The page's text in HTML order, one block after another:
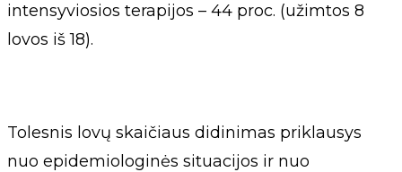
intensyviosios terapijos – 44 proc. (užimtos 8
lovos iš 18).
Tolesnis lovų skaičiaus didinimas priklausys
nuo epidemiologinės situacijos ir nuo